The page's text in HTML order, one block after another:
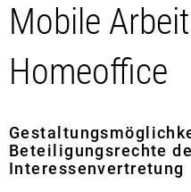
Mobile
Homeoffice
Beteiligungsrechte
Interessenvertretung